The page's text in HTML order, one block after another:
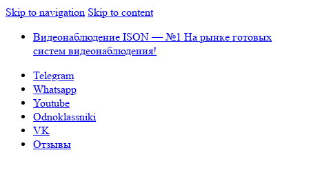
Skip to navigation Skip to content
Видеонаблюдение ISON — №1 На рынке готовых
систем видеонаблюдения!
Telegram
Whatsapp
Youtube
Odnoklassniki
VK
Отзывы